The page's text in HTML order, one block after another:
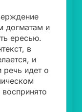
догматам и
ересью.
в
и
речь идет о